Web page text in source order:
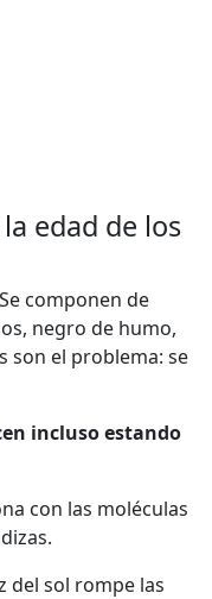
edad de los
componen de
negro de humo,
son el problema: se
incluso estando
con las moléculas
del sol rompe las